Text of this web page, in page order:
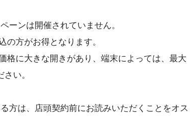
ーンは開催されていません。
の方がお得となります。
格に大きな開きがあり、端末によっては、最大
い。
方は、店頭契約前にお読みいただくことをオス